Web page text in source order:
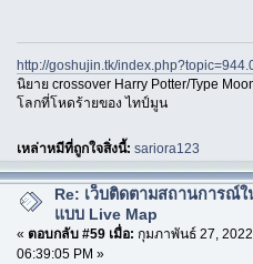
http://goshujin.tk/
นิยาย crossover Harry Potter/Type
โลกที่โหดร้ายของ ไทป์มูน
เหล่าหมีที่ถูกใจสิ่งนี้:sariora123
Re: เว็บติดตามสถานการณ์ใ
แบบ Live Map
« ตอบกลับ #59 เมื่อ: กุมภาพันธ์ 27,
06:39:05 PM »